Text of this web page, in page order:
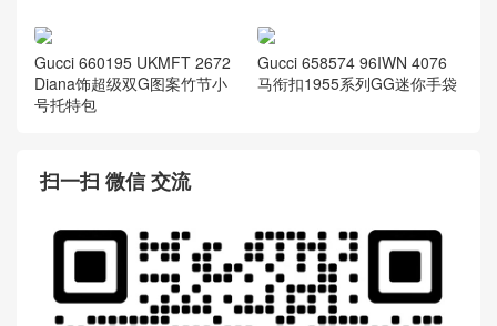
Gucci 660195 UKMFT 2672
Diana饰超级双G图案竹节小
号托特包
Gucci 658574 96IWN 4076
马衔扣1955系列GG迷你手袋
扫一扫 微信 交流